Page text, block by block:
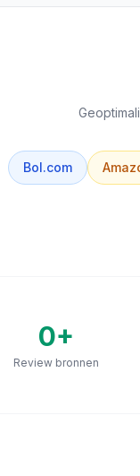
Bol.com
0+
Review bronnen